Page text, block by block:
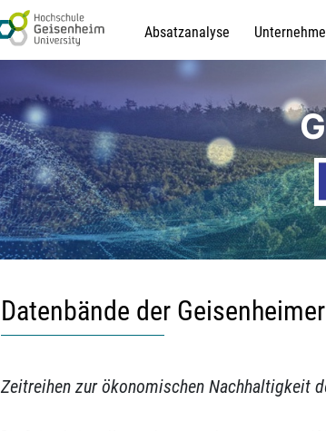
Absatzanalyse
Datenbände der
Zeitreihen zur ökonomischen Nachhaltigkeit